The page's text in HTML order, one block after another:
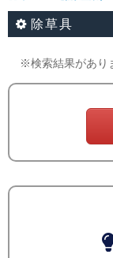
除草具
※検索結果があり